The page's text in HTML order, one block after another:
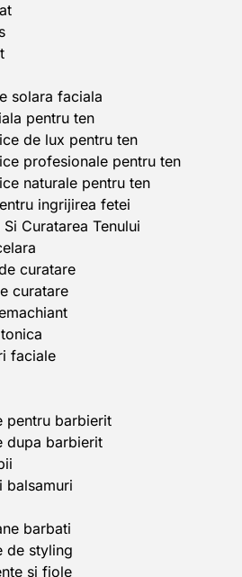
solara faciala
pentru ten
de lux pentru ten
profesionale pentru ten
naturale pentru ten
ingrijirea fetei
Curatarea Tenului
curatare
curatare
faciale
pentru barbierit
dupa barbierit
balsamuri
barbati
de styling
si fiole